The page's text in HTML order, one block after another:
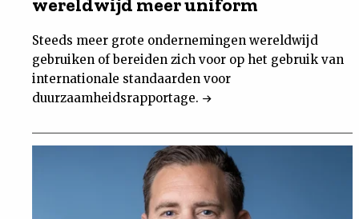
Steeds meer grote ondernemingen wereldwijd
gebruiken of bereiden zich voor op het gebruik van
internationale standaarden voor
duurzaamheidsrapportage.